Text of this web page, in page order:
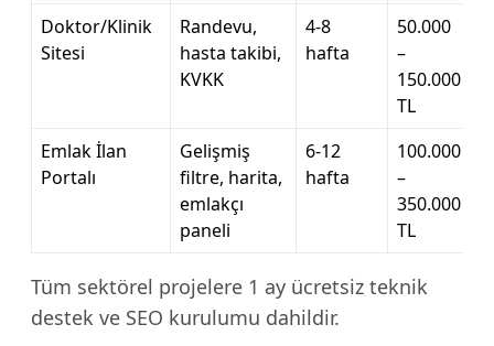
Doktor/Klinik
Sitesi
Randevu,
hasta takibi,
KVKK
4-8
hafta
50.000
–
150.000
TL
Emlak İlan
Portalı
Gelişmiş
filtre, harita,
emlakçı
paneli
6-12
hafta
100.000
–
350.000
TL
Tüm sektörel projelere 1 ay ücretsiz teknik
destek ve SEO kurulumu dahildir.